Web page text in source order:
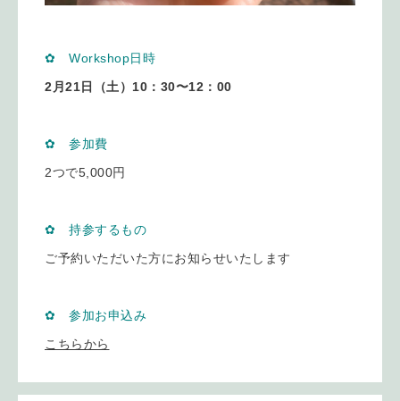
✿ Workshop日時
2月21日（土）10：30〜12：00
✿ 参加費
2つで5,000円
✿ 持参するもの
ご予約いただいた方にお知らせいたします
✿ 参加お申込み
こちらから